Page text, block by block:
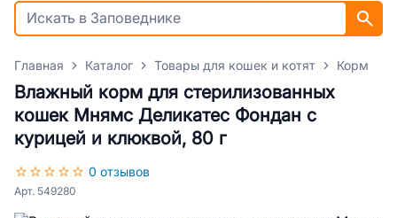
Главная Каталог Товары для кошек и котят Корм
Влажный корм для стерилизованных
кошек Мнямс Деликатес Фондан с
курицей и клюквой, 80 г
0 отзывов
Арт. 549280